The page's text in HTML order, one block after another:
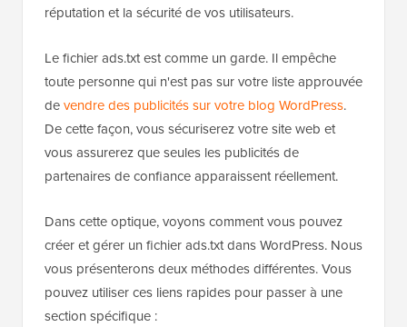
réputation et la sécurité de vos utilisateurs.
Le fichier ads.txt est comme un garde. Il empêche
toute personne qui n'est pas sur votre liste approuvée
devendre des publicités sur votre blog WordPress.
De cette façon, vous sécuriserez votre site web et
vous assurerez que seules les publicités de
partenaires de confiance apparaissent réellement.
Dans cette optique, voyons comment vous pouvez
créer et gérer un fichier ads.txt dans WordPress. Nous
vous présenterons deux méthodes différentes. Vous
pouvez utiliser ces liens rapides pour passer à une
section spécifique :